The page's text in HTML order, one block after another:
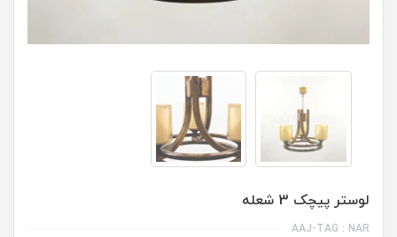
لوستر پیچک 3 شعله
AAJ-TAG : NAR